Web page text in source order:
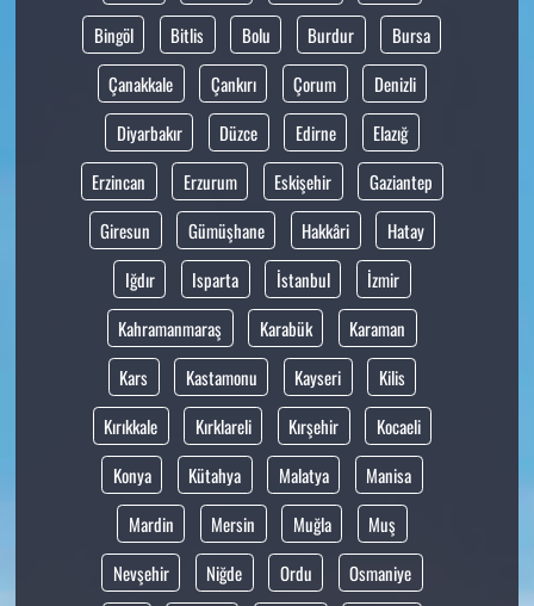
Bingöl
Bitlis Bolu Burdur
Bursa
Çanakkale
Çankırı Çorum
Denizli
Diyarbakır
Düzce Edirne
Elazığ
Erzincan
Erzurum Eskişehir
Gaziantep
Giresun
Gümüşhane Hakkâri
Hatay
Iğdır
Isparta İstanbul
İzmir
Kahramanmaraş
Karabük
Karaman
Kars
Kastamonu Kayseri
Kilis
Kırıkkale
Kırklareli Kırşehir
Kocaeli
Konya
Kütahya Malatya
Manisa
Mardin
Mersin Muğla
Muş
Nevşehir
Niğde Ordu
Osmaniye